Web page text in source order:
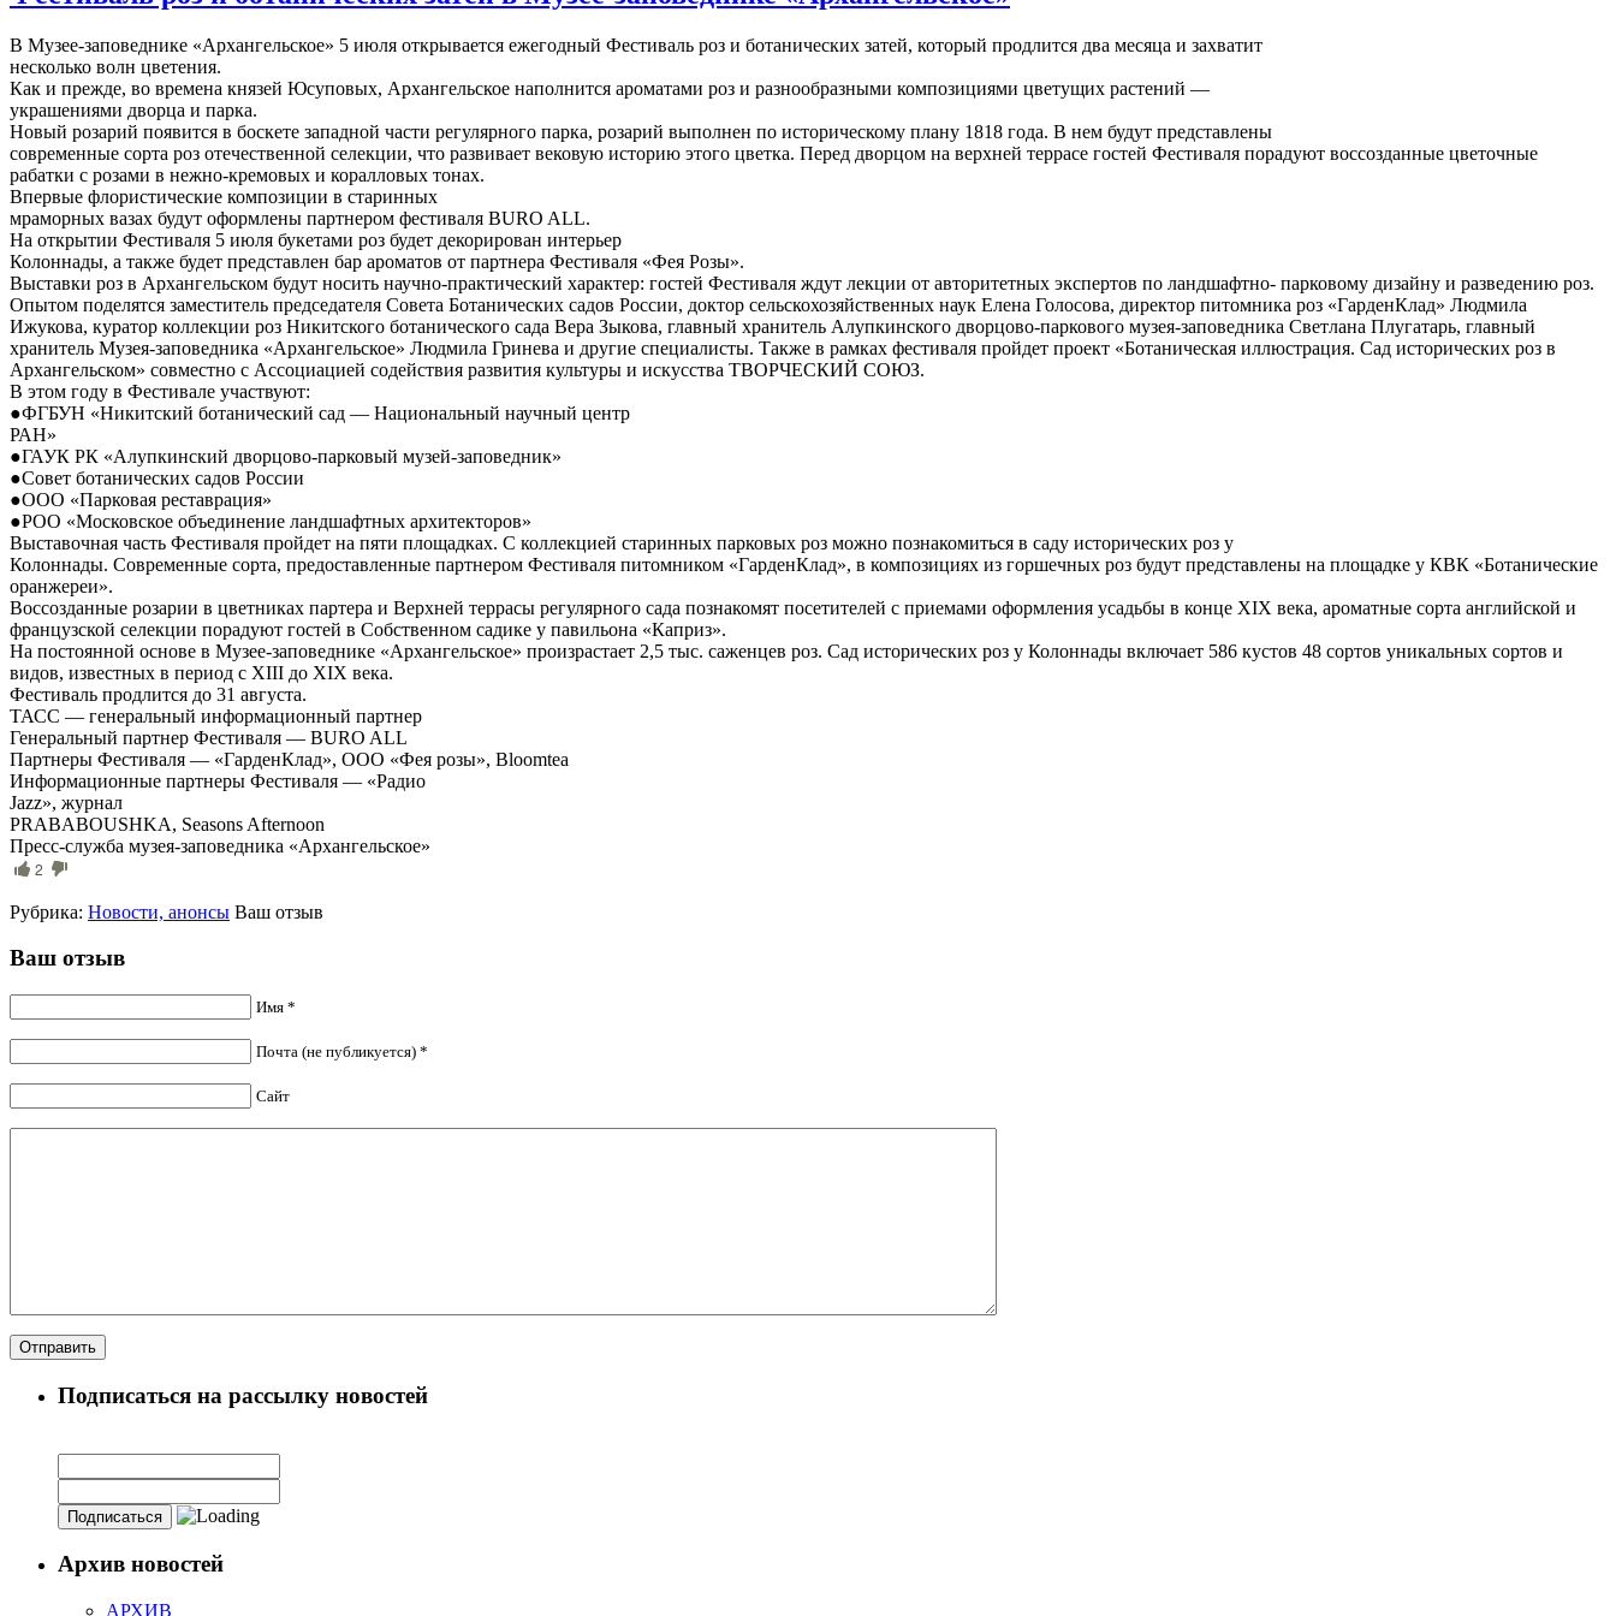
В Музее-заповеднике «Архангельское» 5 июля открывается ежегодный Фестиваль роз и ботанических затей, который продлится два месяца и захватит
несколько волн цветения.
Как и прежде, во времена князей Юсуповых, Архангельское наполнится ароматами роз и разнообразными композициями цветущих растений —
украшениями дворца и парка.
Новый розарий появится в боскете западной части регулярного парка, розарий выполнен по историческому плану 1818 года. В нем будут представлены
современные сорта роз отечественной селекции, что развивает вековую историю этого цветка. Перед дворцом на верхней террасе гостей Фестиваля порадуют воссозданные цветочные
рабатки с розами в нежно-кремовых и коралловых тонах.
Впервые флористические композиции в старинных
мраморных вазах будут оформлены партнером фестиваля BURO ALL.
На открытии Фестиваля 5 июля букетами роз будет декорирован интерьер
Колоннады, а также будет представлен бар ароматов от партнера Фестиваля «Фея Розы».
Выставки роз в Архангельском будут носить научно-практический характер: гостей Фестиваля ждут лекции от авторитетных экспертов по ландшафтно- парковому дизайну и разведению роз.
Опытом поделятся заместитель председателя Совета Ботанических садов России, доктор сельскохозяйственных наук Елена Голосова, директор питомника роз «ГарденКлад» Людмила
Ижукова, куратор коллекции роз Никитского ботанического сада Вера Зыкова, главный хранитель Алупкинского дворцово-паркового музея-заповедника Светлана Плугатарь, главный
хранитель Музея-заповедника «Архангельское» Людмила Гринева и другие специалисты. Также в рамках фестиваля пройдет проект «Ботаническая иллюстрация. Сад исторических роз в
Архангельском» совместно с Ассоциацией содействия развития культуры и искусства ТВОРЧЕСКИЙ СОЮЗ.
В этом году в Фестивале участвуют:
●ФГБУН «Никитский ботанический сад — Национальный научный центр
РАН»
●ГАУК РК «Алупкинский дворцово-парковый музей-заповедник»
●Совет ботанических садов России
●ООО «Парковая реставрация»
●РОО «Московское объединение ландшафтных архитекторов»
Выставочная часть Фестиваля пройдет на пяти площадках. С коллекцией старинных парковых роз можно познакомиться в саду исторических роз у
Колоннады. Современные сорта, предоставленные партнером Фестиваля питомником «ГарденКлад», в композициях из горшечных роз будут представлены на площадке у КВК «Ботанические
оранжереи».
Воссозданные розарии в цветниках партера и Верхней террасы регулярного сада познакомят посетителей с приемами оформления усадьбы в конце XIX века, ароматные сорта английской и
французской селекции порадуют гостей в Собственном садике у павильона «Каприз».
На постоянной основе в Музее-заповеднике «Архангельское» произрастает 2,5 тыс. саженцев роз. Сад исторических роз у Колоннады включает 586 кустов 48 сортов уникальных сортов и
видов, известных в период с XIII до XIX века.
Фестиваль продлится до 31 августа.
ТАСС — генеральный информационный партнер
Генеральный партнер Фестиваля — BURO ALL
Партнеры Фестиваля — «ГарденКлад», ООО «Фея розы», Bloomtea
Информационные партнеры Фестиваля — «Радио
Jazz», журнал
PRABABOUSHKA, Seasons Afternoon
Пресс-служба музея-заповедника «Архангельское»
2
Рубрика: Новости, анонсы Ваш отзыв
Ваш отзыв
Имя *
Почта (не публикуется) *
Сайт
Подписаться на рассылку новостей
Архив новостей
АРХИВ